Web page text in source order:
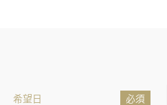
希望日 必須